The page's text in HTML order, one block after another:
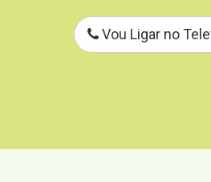
Vou Ligar no